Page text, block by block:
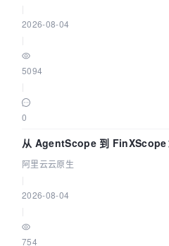
2026-08-04
5094
0
从 AgentScope 到 FinXScope
演进与实践
阿里云云原生
2026-08-04
754